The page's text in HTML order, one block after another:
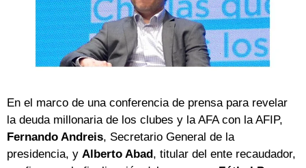
En el marco de una conferencia de prensa para revelar
la deuda millonaria de los clubes y la AFA con la AFIP,
Fernando Andreis, Secretario General de la
presidencia, y Alberto Abad, titular del ente recaudador,